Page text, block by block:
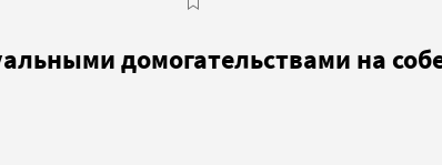
домогательствами на